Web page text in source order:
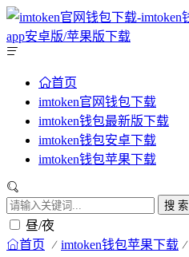
首页
imtoken官网钱包下载
imtoken钱包最新版下载
imtoken钱包安卓下载
imtoken钱包苹果下载
搜 索
昼/夜
首页 imtoken钱包苹果下载